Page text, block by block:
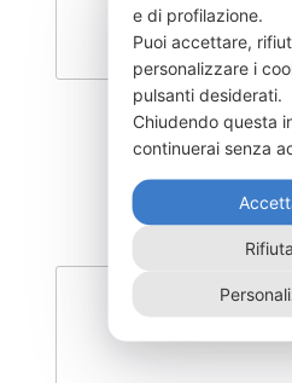
DEGK-
e di profilazione.
Puoi accettare,
personalizzare i
pulsanti desiderati.
Chiudendo questa
continuerai senza
Rifiuta